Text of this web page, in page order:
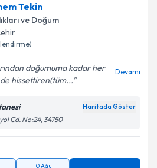
Tekin
ve Doğum
doğumuma kadar her
hissettiren(tüm...
Devamı
Haritada Göster
Cd. No:24, 34750
10 Ağu